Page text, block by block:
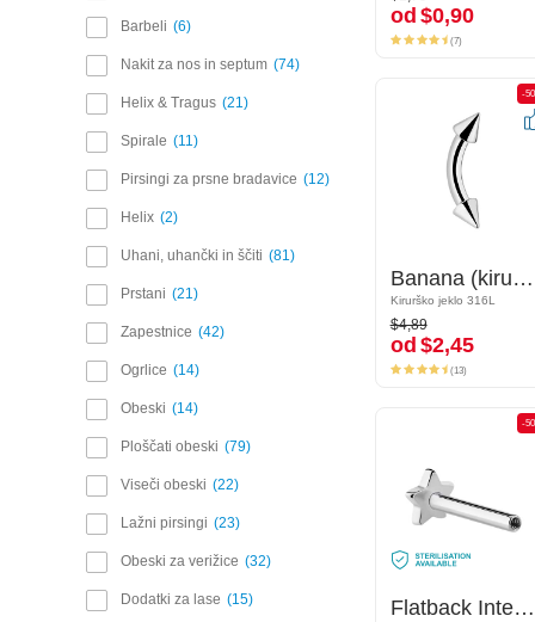
Barbeli 6
Nakit za nos in septum 74
Helix & Tragus 21
Spirale 11
Pirsingi za prsne bradavice 12
Helix 2
Uhani, uhančki in ščiti 81
Prstani 21
Zapestnice 42
Ogrlice 14
Obeski 14
Ploščati obeski 79
Viseči obeski 22
Lažni pirsingi 23
Obeski za verižice 32
Dodatki za lase 15
od$0,90
od $0,90
(7)
-50%
Banana (kirurško jeklo, srebrna, sijoč zaključek) s/z Stožci
Kirurško jeklo 316L
$4,89
od$2,45
-
Banana (kirurško jeklo, srebrna, sijoč zaključek) s/z Stožci
Kirurško jeklo 316L
$4,89
od $2,45
(13)
-50%
Flatback Internally Threaded Labret Pin (surgical steel, silver, shiny finish)
-
Flatback Internally Threaded Labret Pin (surgical steel, silver, shiny finish)